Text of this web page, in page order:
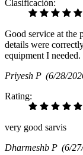
Clasificación:
Good service at the
details were
equipment I
Priyesh P (6/28/
Rating:
very good sarvis
Dharmeshb P (6/